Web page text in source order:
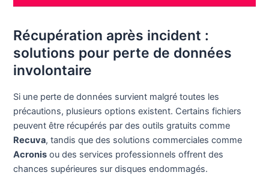
Récupération après incident :
solutions pour perte de données
involontaire
Si une perte de données survient malgré toutes les
précautions, plusieurs options existent. Certains fichiers
peuvent être récupérés par des outils gratuits comme
Recuva, tandis que des solutions commerciales comme
Acronis ou des services professionnels offrent des
chances supérieures sur disques endommagés.